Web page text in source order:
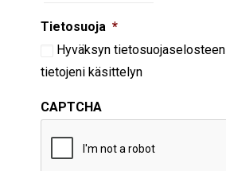
Tietosuoja *
Hyväksyn tietosuojaselosteen
tietojeni käsittelyn
CAPTCHA